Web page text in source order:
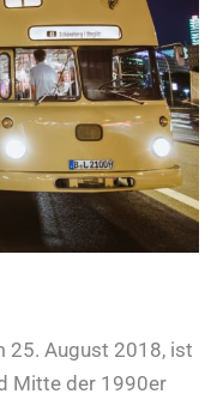
25. August 2018, ist
Mitte der 1990er